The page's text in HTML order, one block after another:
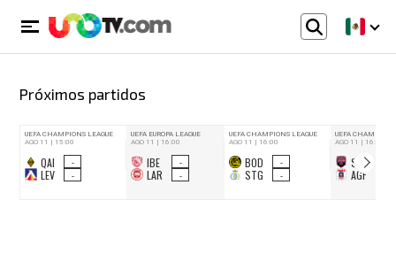
Próximos partidos